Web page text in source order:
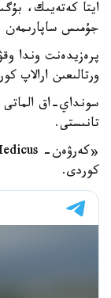
ايتا كەتەيىك،
جۇمىس ساپارىمەن
پرەزيدەنت وندا
ورتالىعىن ارالاپ
سونداي-اق
تانىستى.
كوردى.